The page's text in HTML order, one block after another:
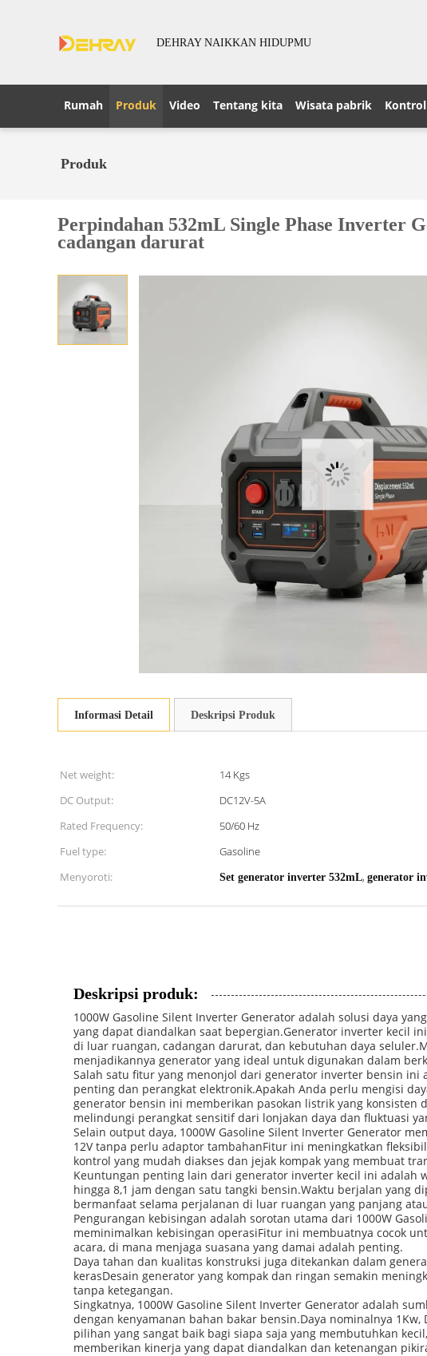
DEHRAY NAIKKAN HIDUPMU
Rumah Produk Video Tentang kita Wisata pabrik
Produk
Perpindahan 532mL Single Phase Inverter
cadangan darurat
Informasi Detail Deskripsi Produk
Net weight: 14 Kgs
DC Output:
DC12V-5A
Rated Frequency:
50/60 Hz
Fuel type:
Gasoline
Menyoroti:
Set generator inverter 532mL, generator
Deskripsi produk:
1000W Gasoline Silent Inverter Generator adalah solusi daya
yang dapat diandalkan saat bepergian.Generator inverter kecil
di luar ruangan, cadangan darurat, dan kebutuhan daya
menjadikannya generator yang ideal untuk digunakan dalam
Salah satu fitur yang menonjol dari generator inverter bensin ini
penting dan perangkat elektronik.Apakah Anda perlu mengisi
generator bensin ini memberikan pasokan listrik yang
melindungi perangkat sensitif dari lonjakan daya dan fluktuasi
Selain output daya, 1000W Gasoline Silent Inverter Generator
12V tanpa perlu adaptor tambahanFitur ini meningkatkan
kontrol yang mudah diakses dan jejak kompak yang membuat
Keuntungan penting lain dari generator inverter kecil ini adalah
hingga 8,1 jam dengan satu tangki bensin.Waktu berjalan yang
bermanfaat selama perjalanan di luar ruangan yang panjang
Pengurangan kebisingan adalah sorotan utama dari 1000W
meminimalkan kebisingan operasiFitur ini membuatnya cocok
acara, di mana menjaga suasana yang damai adalah penting.
Daya tahan dan kualitas konstruksi juga ditekankan dalam
kerasDesain generator yang kompak dan ringan semakin
tanpa ketegangan.
Singkatnya, 1000W Gasoline Silent Inverter Generator adalah
dengan kenyamanan bahan bakar bensin.Daya nominalnya
pilihan yang sangat baik bagi siapa saja yang membutuhkan
memberikan kinerja yang dapat diandalkan dan ketenangan